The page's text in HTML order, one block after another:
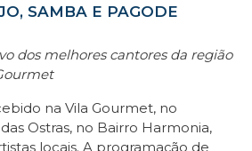
SAMBA E PAGODE
dos melhores cantores da região
na Vila Gourmet, no
Ostras, no Bairro Harmonia,
locais. A programação de